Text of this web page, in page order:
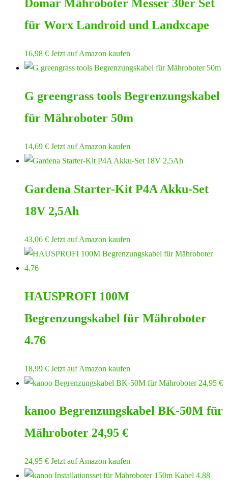
Domar Mähroboter Messer 30er Set
für Worx Landroid und Landxcape
16,98 € Jetzt auf Amazon kaufen
G greengrass tools Begrenzungskabel
für Mähroboter 50m
14,69 € Jetzt auf Amazon kaufen
Gardena Starter-Kit P4A Akku-Set
18V 2,5Ah
43,06 € Jetzt auf Amazon kaufen
HAUSPROFI 100M
Begrenzungskabel für Mähroboter
4.76
18,99 € Jetzt auf Amazon kaufen
kanoo Begrenzungskabel BK-50M für
Mähroboter 24,95 €
24,95 € Jetzt auf Amazon kaufen